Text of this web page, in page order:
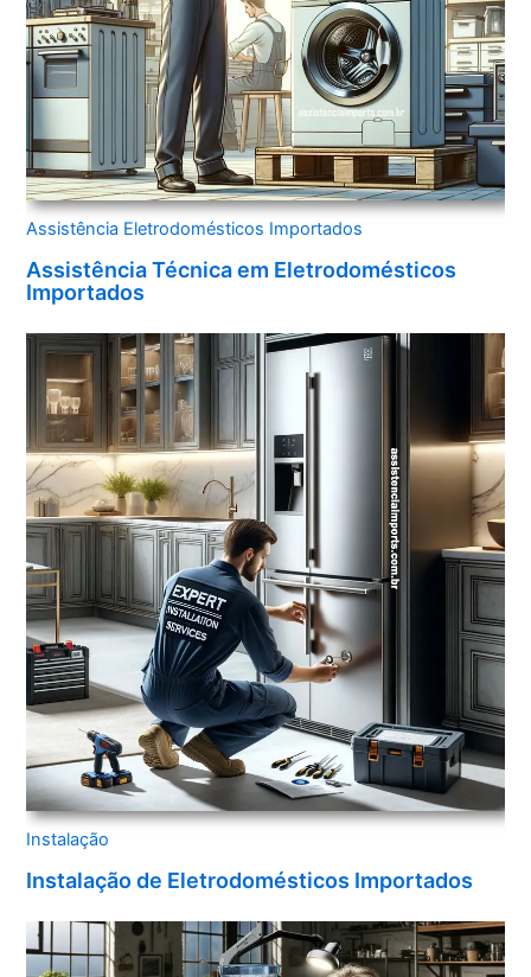
Assistência Eletrodomésticos Importados
Assistência Técnica em Eletrodomésticos
Importados
Instalação
Instalação de Eletrodomésticos Importados